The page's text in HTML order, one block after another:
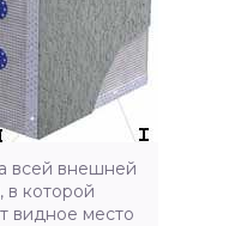
всей внешней
в которой
видное место